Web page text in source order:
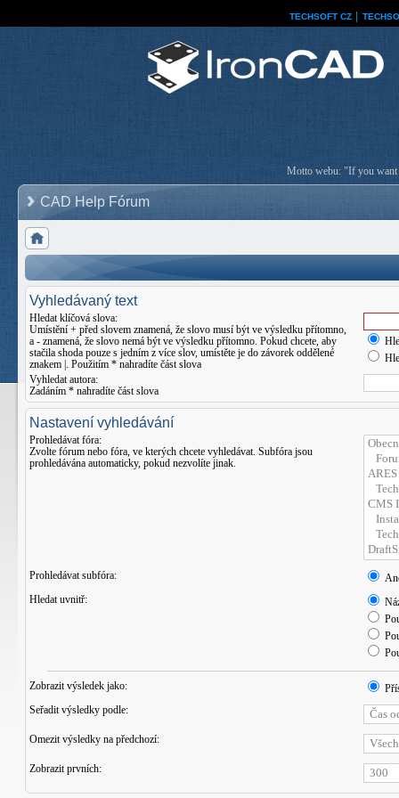
TECHSOFT CZ
Motto webu: "If you want
CAD Help Fórum
Vyhledávaný text
Hledat klíčová slova:
Umístění + před slovem znamená, že slovo musí být ve výsledku přítomno,
a - znamená, že slovo nemá být ve výsledku přítomno. Pokud chcete, aby
stačila shoda pouze s jedním z více slov, umístěte je do závorek oddělené
znakem . Použitím * nahradíte část slova
Vyhledat autora:
Zadáním * nahradíte část slova
Nastavení vyhledávání
Prohledávat fóra:
Zvolte fórum nebo fóra, ve kterých chcete vyhledávat. Subfóra jsou
prohledávána automaticky, pokud nezvolíte jinak.
Prohledávat subfóra:
Hledat uvnitř:
Zobrazit výsledek jako:
Seřadit výsledky podle:
Omezit výsledky na předchozí:
Zobrazit prvních: